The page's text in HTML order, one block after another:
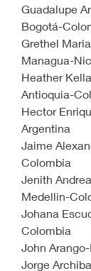
Guadalupe
Bogotá-
Grethel
Managua-
Heather
Antioquia-
Hector
Argentina
Jaime
Colombia
Jenith
Medellin-
Johana
Colombia
John
Jorge